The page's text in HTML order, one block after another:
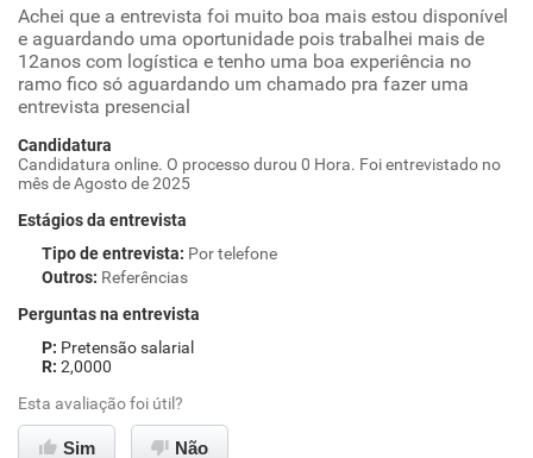
Achei que a entrevista foi muito boa mais estou disponível
e aguardando uma oportunidade pois trabalhei mais de
12anos com logística e tenho uma boa experiência no
ramo fico só aguardando um chamado pra fazer uma
entrevista presencial
Candidatura
Candidatura online. O processo durou 0 Hora. Foi entrevistado no
mês de Agosto de 2025
Estágios da entrevista
Tipo de entrevista: Por telefone
Outros: Referências
Perguntas na entrevista
Pretensão salarial
2,0000
Esta avaliação foi útil?
Sim Não